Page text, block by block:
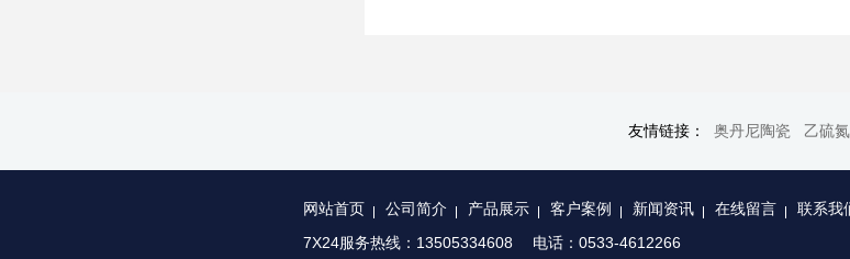
友情链接： 奥丹尼陶瓷 乙硫氮
网站首页 公司简介 产品展示 客户案例 新闻资讯 在线留言 联系我
7X24服务热线：13505334608 电话：0533-4612266